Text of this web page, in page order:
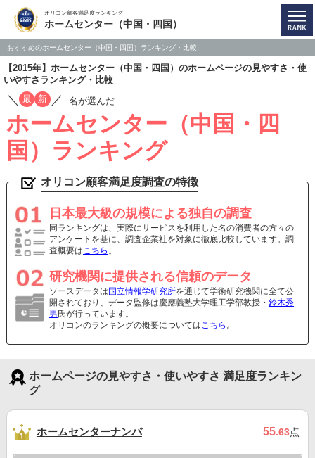
オリコン顧客満足度ランキング
ホームセンター（中国・四国）
おすすめのホームセンター（中国・四国）ランキング・比較
【2015年】ホームセンター（中国・四国）のホームページの見やすさ・使
いやすさランキング・比較
／ 最 新 ／ 名が選んだ
ホームセンター（中国・四
国）ランキング
オリコン顧客満足度調査の特徴
日本最大級の規模による独自の調査
同ランキングは、実際にサービスを利用した名の消費者の方々の
アンケートを基に、調査企業社を対象に徹底比較しています。調
査概要はこちら 。
研究機関に提供される信頼のデータ
ソースデータは 国立情報学研究所を通じて学術研究機関に全て公
開されており、データ監修は慶應義塾大学理工学部教授・ 鈴木秀
男 氏が行っています。
オリコンのランキングの概要についてはこちら 。
ホームページの見やすさ・使いやすさ 満足度ランキン
グ
ホームセンターナンバ 55.63点